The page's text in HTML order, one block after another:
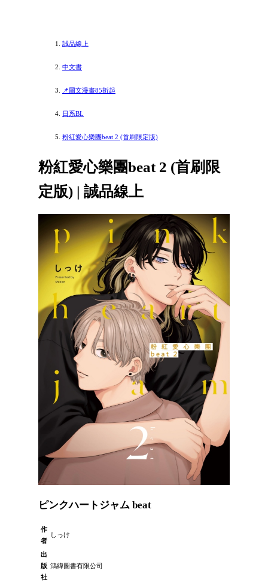
誠品線上
中文書
📌圖文漫畫85折起
日系BL
粉紅愛心樂團beat 2 (首刷限定版)
粉紅愛心樂團beat 2 (首刷限
定版) | 誠品線上
ピンクハートジャム beat
作
者
しっけ
出
版
社
鴻緯圖書有限公司